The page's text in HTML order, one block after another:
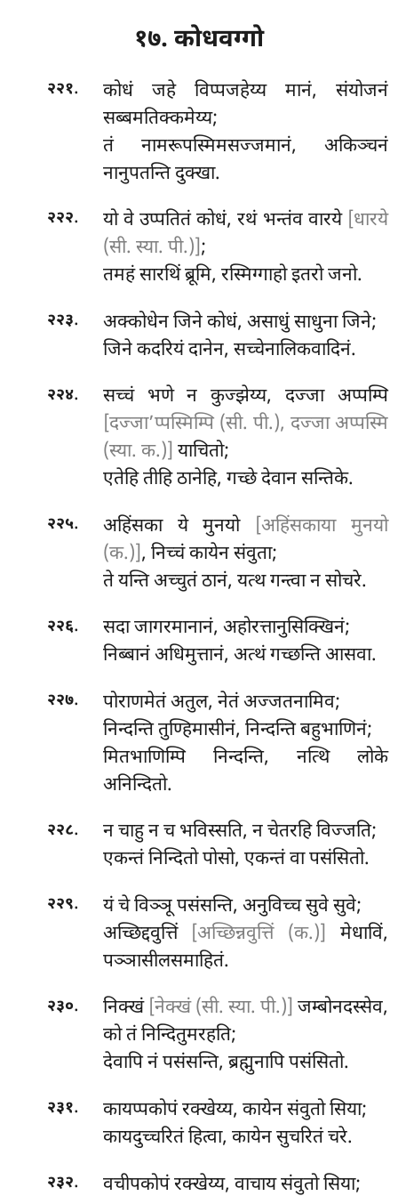
१७. कोधवग्गो
२२१. कोधं जहे विप्पजहेय्य मानं, संयोजनं
सब्बमतिक्कमेय्य;
तं नामरूपस्मिमसज्जमानं, अकिञ्चनं
नानुपतन्ति दुक्खा.
२२२. यो वे उप्पतितं कोधं, रथं भन्तंव वारये [धारये
(सी. स्या. पी.)];
तमहंसारथिं ब्रूमि, रस्मिग्गाहो इतरो जनो.
२२३.
अक्कोधेन जिने कोधं, असाधुं साधुना जिने;
जिने कदरियं दानेन, सच्चेनालिकवादिनं.
२२४.
सच्चं भणे न कुज्झेय्य, दज्जा अप्पम्पि
[दज्जा’प्पस्मिम्पि (सी. पी.), दज्जा अप्पस्मि
(स्या. क.)] याचितो;
एतेहि तीहि ठानेहि, गच्छे देवान सन्तिके.
२२५. अहिंसका ये मुनयो
[अहिंसकाया मुनयो
(क.)], निच्चं कायेन संवुता;
ते यन्ति अच्चुतं ठानं, यत्थ गन्त्वा न सोचरे.
२२६.
सदा जागरमानानं, अहोरत्तानुसिक्खिनं;
निब्बानं अधिमुत्तानं, अत्थं गच्छन्ति आसवा.
२२७. पोराणमेतंअतुल, नेतं अज्जतनामिव;
निन्दन्ति तुण्हिमासीनं, निन्दन्ति बहुभाणिनं;
मितभाणिम्पि निन्दन्ति, नत्थि लोके
अनिन्दितो.
२२८.
न चाहु न च भविस्सति, न चेतरहि विज्जति;
एकन्तं निन्दितो पोसो, एकन्तं वा पसंसितो.
२२९.
यं चे विञ्ञू पसंसन्ति, अनुविच्च सुवे सुवे;
अच्छिद्दवुत्तिं
[अच्छिन्नवुत्तिं (क.)]
मेधाविं,
पञ्ञासीलसमाहितं.
२३०. निक्खं [नेक्खं (सी. स्या. पी.)] जम्बोनदस्सेव,
को तं निन्दितुमरहति;
देवापि नं पसंसन्ति, ब्रह्मुनापि पसंसितो.
२३१.
कायप्पकोपं रक्खेय्य, कायेन संवुतो सिया;
कायदुच्चरितं हित्वा, कायेन सुचरितं चरे.
२३२. वचीपकोपंरक्खेय्य, वाचाय संवुतो सिया;